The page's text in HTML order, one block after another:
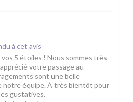
à cet avis
5 étoiles ! Nous sommes très
votre passage au
sont une belle
notre équipe. À très bientôt pour
gustatives.